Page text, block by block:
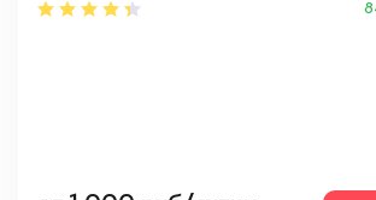
Новокосино